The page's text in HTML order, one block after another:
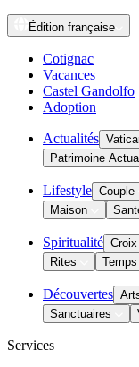
Édition française
Cotignac
Vacances
Castel Gandolfo
Adoption
Actualités
Patrimoine
Lifestyle Couple
Maison
Spiritualité Croix
Rites
Découvertes
Sanctuaires
Services